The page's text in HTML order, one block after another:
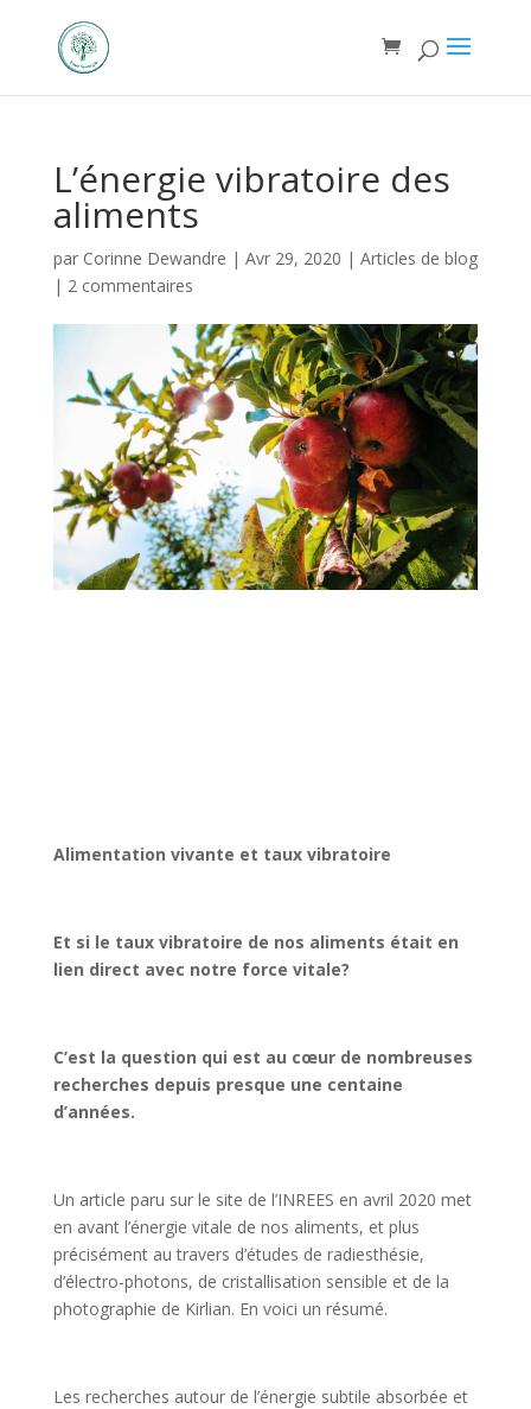
L’énergie vibratoire des
aliments
par Corinne Dewandre | Avr 29, 2020 | Articles de blog
| 2 commentaires
Alimentation vivante et taux vibratoire
Et si le taux vibratoire de nos aliments était en
lien direct avec notre force vitale?
C’est la question qui est au cœur de nombreuses
recherches depuis presque une centaine
d’années.
Un article paru sur le site de l’INREES en avril 2020 met
en avant l’énergie vitale de nos aliments, et plus
précisément au travers d’études de radiesthésie,
d’électro-photons, de cristallisation sensible et de la
photographie de Kirlian. En voici un résumé.
Les recherches autour de l’énergie subtile absorbée et